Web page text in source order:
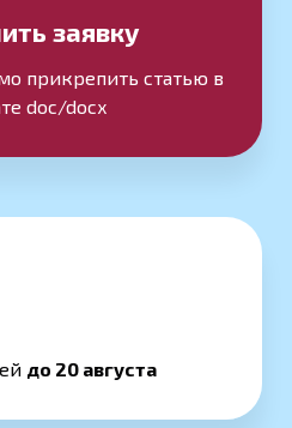
заявку
прикрепить статью в
doc/docx
до 20 августа